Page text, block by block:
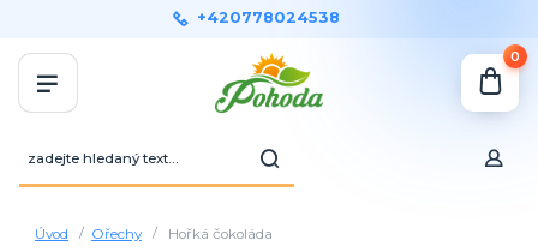
+420778024538
0
Úvod Ořechy Hořká čokoláda